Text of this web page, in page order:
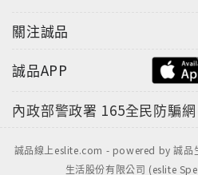
關注誠品
誠品APP
內政部警政署 165全民防騙網
誠品線上eslite.com - powered by 誠品
生活股份有限公司 (eslite